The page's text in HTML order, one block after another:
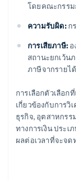
โดยคณะกรร
ความรับผิด:ก
การเสียภาษี:
สถานะยกเว้น
ภาษีจากรายไ
การเลือกตัวเลือ
เกี่ยวข้องกับการวิ
ธุรกิจ, อุตสาหกร
ทางการเงิน ประ
ผลต่อเวลาที่จะจ